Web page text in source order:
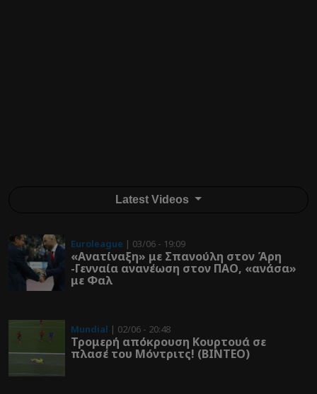
Latest Videos
Euroleague | 03/06 - 19:09
«Ανατίναξη» με Σπανούλη στον Άρη
-Γενναία ανανέωση στον ΠΑΟ, «ανάσα»
με Φαλ
Mundial | 02/06 - 20:48
Τρομερή απόκρουση Κουρτουά σε
πλασέ του Μόντριτς! (ΒΙΝΤΕΟ)